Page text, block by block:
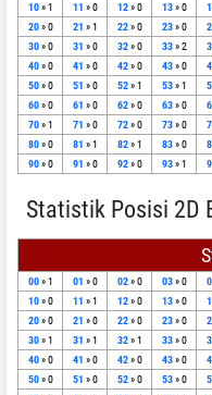
10» 1 11 » 0 12» 0 13» 0
20» 0 21 » 1 22» 0 23» 0
30» 0 31 » 0 32» 0 33» 2
40» 0 41 » 0 42» 0 43» 0
50» 0 51 » 0 52» 1 53» 1
60» 0 61 » 0 62» 0 63» 0
70» 1 71 » 0 72» 0 73» 0
80» 0 81 » 1 82» 1 83» 0
90» 0 91 » 0 92» 0 93» 1
Statistik Posisi 2D
00» 1 01 » 0 02» 0 03» 0
10» 0 11 » 1 12» 0 13» 0
20» 0 21 » 0 22» 0 23» 0
30» 1 31 » 1 32» 1 33» 0
40» 0 41 » 0 42» 0 43» 0
50» 0 51 » 0 52» 0 53» 0